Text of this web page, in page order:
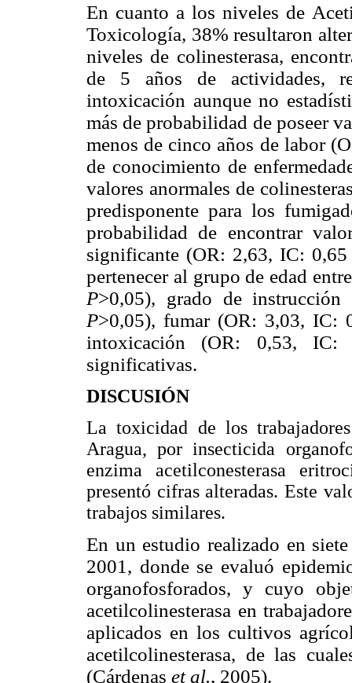
En cuanto a los niveles de
Toxicología, 38% resultaron
niveles de colinesterasa,
de 5 años de actividades,
intoxicación aunque no
más de probabilidad de poseer
menos de cinco años de labor
de conocimiento de
valores anormales de
predisponente para los
probabilidad de encontrar
significante (OR: 2,63, IC:
pertenecer al grupo de edad
P>0,05), grado de
P>0,05), fumar (OR: 3,03, IC:
intoxicación (OR: 0,53,
significativas.
DISCUSIÓN
La toxicidad de los
Aragua, por insecticida
enzima acetilconesterasa
presentó cifras alteradas. Este
trabajos similares.
En un estudio realizado en
2001, donde se evaluó
organofosforados, y cuyo
acetilcolinesterasa en
aplicados en los cultivos
acetilcolinesterasa, de las
(Cárdenas et al., 2005).